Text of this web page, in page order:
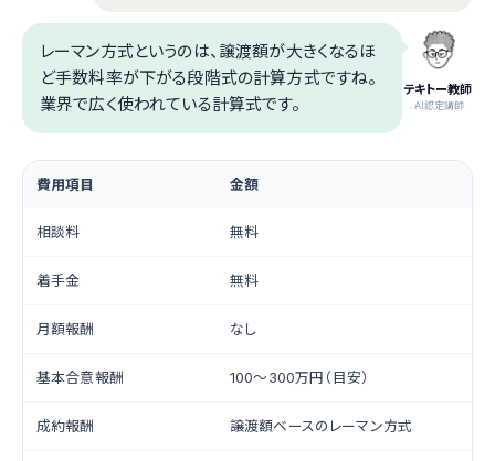
テキトー教師
.AI認定講師
レーマン方式というのは、譲渡額が大きくなるほ
ど手数料率が下がる段階式の計算方式ですね。
業界で広く使われている計算式です。
費用項目 金額
相談料 無料
着手金 無料
月額報酬 なし
基本合意報酬 100〜300万円（目安）
成約報酬 譲渡額ベースのレーマン方式